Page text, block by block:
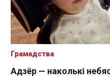
Адзёр — наколькі
Грамадства